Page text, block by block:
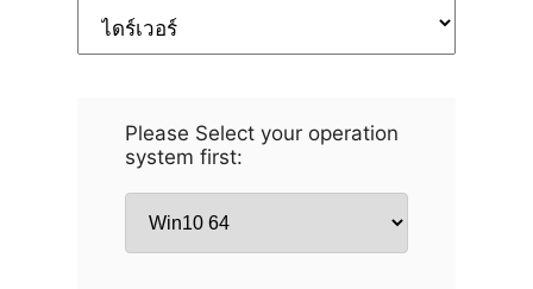
Please Select your operation
system first: